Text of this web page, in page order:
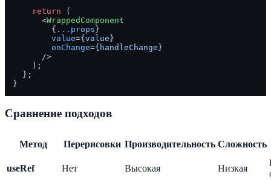
return (
<WrappedComponent
        {
...props }
value={value}
onChange={handleChange}
      />
    );
  };
Сравнение подходов
Метод Перерисовки Производительность Сложность
useRef Нет Высокая Низкая